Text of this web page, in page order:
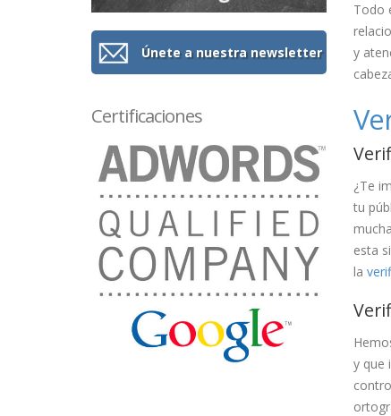
Únete a nuestra newsletter
Certificaciones
Todo
y
¿Te
tu
esta
la
y que